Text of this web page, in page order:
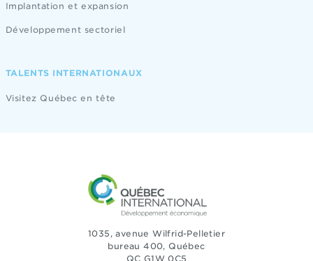
Implantation et expansion
Développement sectoriel
TALENTS INTERNATIONAUX
Visitez Québec en tête
1035, avenue Wilfrid-Pelletier
bureau 400, Québec
QC G1W 0C5